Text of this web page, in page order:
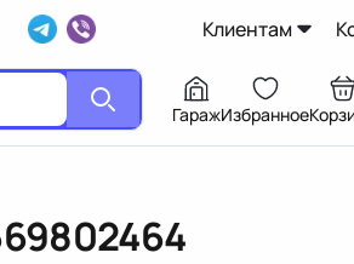
Клиентам
ГаражИзбранное